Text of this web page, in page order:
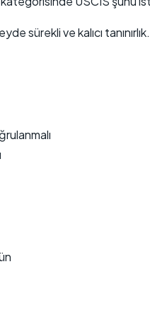
sürekli ve kalıcı tanınırlık.